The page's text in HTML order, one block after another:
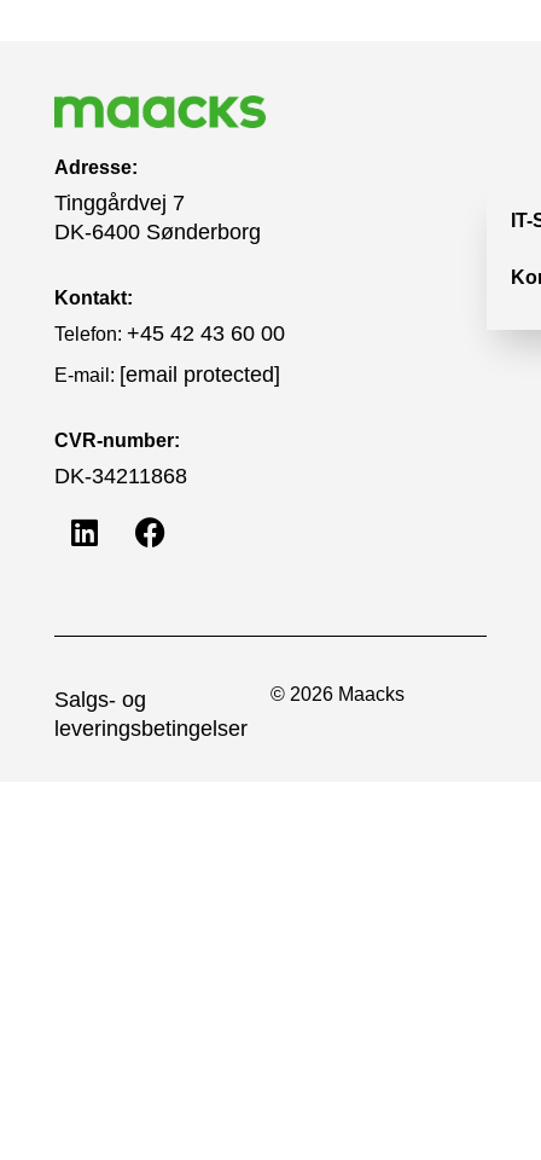
Adresse:
Tinggårdvej 7
DK-6400 Sønderborg
Kontakt:
Telefon: +45 42 43 60 00
E-mail: [email protected]
CVR-number:
DK-34211868
© 2026 Maacks
Salgs- og
leveringsbetingelser